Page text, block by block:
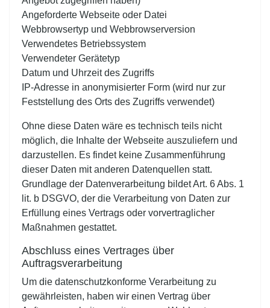
Angeforderte Webseite oder Datei
Webbrowsertyp und Webbrowserversion
Verwendetes Betriebssystem
Verwendeter Gerätetyp
Datum und Uhrzeit des Zugriffs
IP-Adresse in anonymisierter Form (wird nur zur
Feststellung des Orts des Zugriffs verwendet)
Ohne diese Daten wäre es technisch teils nicht
möglich, die Inhalte der Webseite auszuliefern und
darzustellen. Es findet keine Zusammenführung
dieser Daten mit anderen Datenquellen statt.
Grundlage der Datenverarbeitung bildet Art. 6 Abs. 1
lit. b DSGVO, der die Verarbeitung von Daten zur
Erfüllung eines Vertrags oder vorvertraglicher
Maßnahmen gestattet.
Abschluss eines Vertrages über
Auftragsverarbeitung
Um die datenschutzkonforme Verarbeitung zu
gewährleisten, haben wir einen Vertrag über